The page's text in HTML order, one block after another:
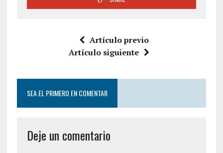
Artículo previo
Artículo siguiente
SEA EL PRIMERO EN COMENTAR
Deje un comentario